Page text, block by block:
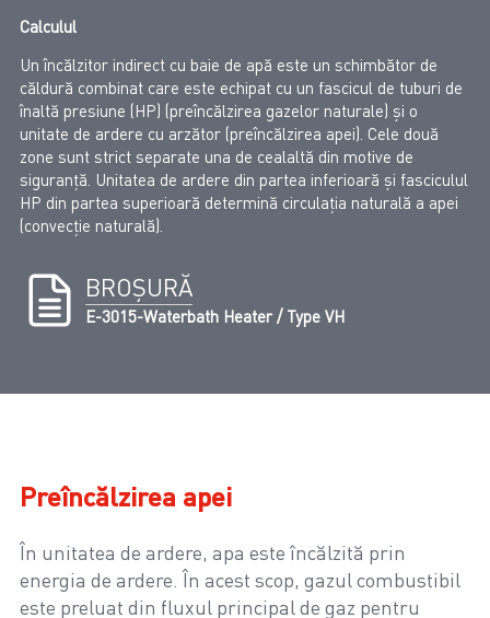
Calculul
Un încălzitor indirect cu baie de apă este un schimbător de
căldură combinat care este echipat cu un fascicul de tuburi de
înaltă presiune (HP) (preîncălzirea gazelor naturale) și o
unitate de ardere cu arzător (preîncălzirea apei). Cele două
zone sunt strict separate una de cealaltă din motive de
siguranță. Unitatea de ardere din partea inferioară și fasciculul
HP din partea superioară determină circulația naturală a apei
(convecție naturală).
BROȘURĂ
E-3015-Waterbath Heater / Type VH
Preîncălzirea apei
În unitatea de ardere, apa este încălzită prin
energia de ardere. În acest scop, gazul combustibil
este preluat din fluxul principal de gaz pentru